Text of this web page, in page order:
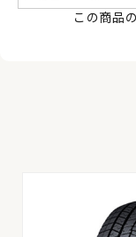
この商品